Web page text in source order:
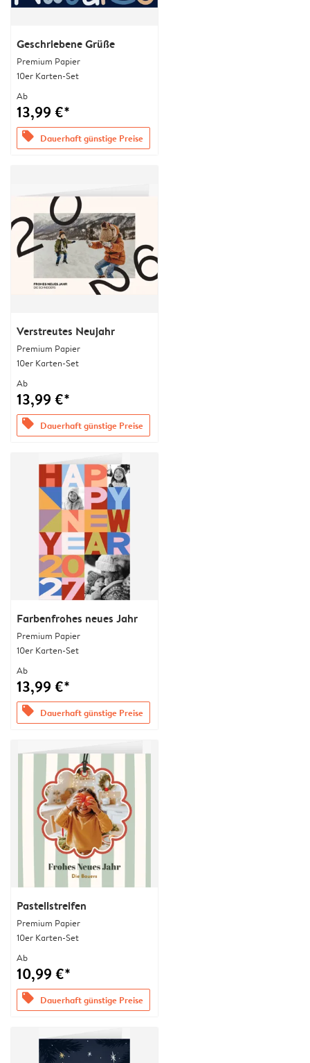
Geschriebene Grüße
Premium Papier
10er Karten-Set
Ab
13,99 €*
offers Dauerhaft günstige Preise
Verstreutes Neujahr
Premium Papier
10er Karten-Set
Ab
13,99 €*
offers Dauerhaft günstige Preise
Farbenfrohes neues Jahr
Premium Papier
10er Karten-Set
Ab
13,99 €*
offers Dauerhaft günstige Preise
Pastellstreifen
Premium Papier
10er Karten-Set
Ab
10,99 €*
offers Dauerhaft günstige Preise